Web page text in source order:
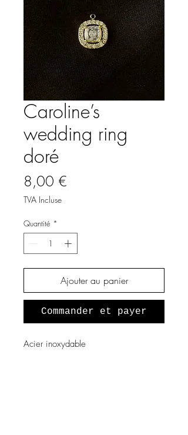
Caroline’s
wedding ring
doré
8,00 €
TVA Incluse
Quantité *
Ajouter au panier
Commander et payer
Acier inoxydable